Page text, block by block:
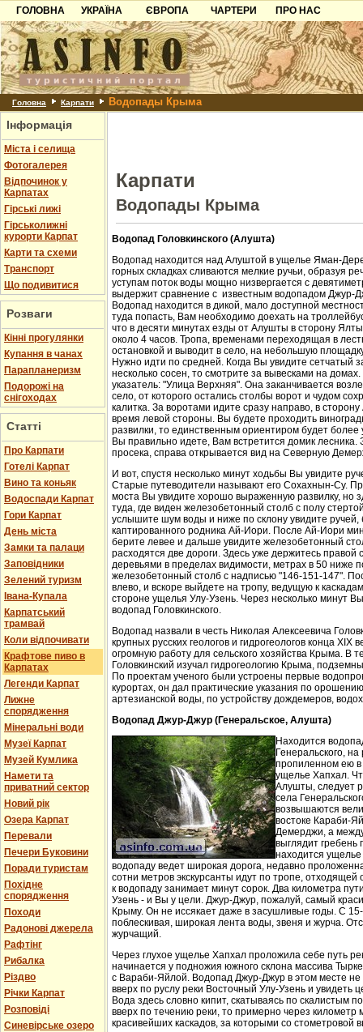
ГОЛОВНА
УКРАЇНА
Карпати
Азов
Причорноморря
Шацьк
ЄВРОПА
Чорногорія
Хорватія
Болгарія
Албанія
ЧАРТЕРИ
ПРО НАС
Контакти
Партнерам
Додати готель
Головна Карпати Водопады Крыма
Інформація
Міста і селища
Фотогалерея
Відпочинок у
Карпатах
Гірські лижі
Гірськолижні
курорти Карпат
Карти та схеми
Транспорт
Що подивитися
Розваги
Кінні прогулянки
Купання в чанах
Парапланеризм
Подорожі на
снігоходах
Статті
Про Карпати
Готелі Карпат
Вино та коньяк
Водоспади Карпат
Гори Карпат
День міста
Замки та палаци
Заповідники
Зелений туризм
Івана-Купала
Карпатський
трамвай
Коли відпочивати
Крафтове пиво в
Карпатах
Легенди Карпат
Лижне
спорядження
Мінеральні води
Музеї Карпат
Музей Кумлика
Намети та
приватний сектор
Новий рік
Озера Карпат
Перевали
Печери Буковини
Поради туристам
Похідне
спорядження
Походи
Радонові джерела
Рафтінг
Рибалка
Різдво
Річки Карпат
Розповіді
Синевірське озеро
Карпати
Водопады Крыма
Водопад Головкинского (Алушта)
Водопад находится над Алуштой в ущелье Яман-
горных складках сливаются мелкие ручьи, образуя
уступам поток воды мощно низвергается с
выдержит сравнение с известным водопадом Джур-
Водопад находится в дикой, мало доступной
туда попасть, Вам необходимо доехать на
что в десяти минутах езды от Алушты в сторону
около 4 часов. Тропа, временами переходящая в
остановкой и выводит в село, на небольшую
Нужно идти по средней. Когда Вы увидите сетчатый
несколько сосен, то смотрите за вывесками на
указатель: "Улица Верхняя". Она заканчивается
село, от которого остались столбы ворот и чудом
калитка. За воротами идите сразу направо, в
время левой стороны. Вы будете проходить
развилки, то единственным ориентиром будет более
Вы правильно идете, Вам встретится домик лесника.
просека, справа открывается вид на Северную
И вот, спустя несколько минут ходьбы Вы увидите
Старые путеводители называют его Сохахнын-Су.
моста Вы увидите хорошо выраженную развилку, но
туда, где виден железобетонный столб с полу
услышите шум воды и ниже по склону увидите
каптированного родника Ай-Иори. После Ай-Иори
берите левее и дальше увидите железобетонный
расходятся две дороги. Здесь уже держитесь правой
деревьями в пределах видимости, метрах в 50 ниже
железобетонный столб с надписью "146-151-147".
влево, и вскоре выйдете на тропу, ведущую к
стороне ущелья Улу-Узень. Через несколько минут
водопад Головкинского.
Водопад назвали в честь Николая Алексеевича
крупных русских геологов и гидрогеологов конца XIX
огромную работу для сельского хозяйства Крыма. В
Головкинский изучал гидрогеологию Крыма,
По проектам ученого были устроены первые
курортах, он дал практические указания по
артезианской воды, по устройству дождемеров,
Водопад Джур-Джур (Генеральское, Алушта)
Находится
Генеральского,
пропиленном ею в
ущелье Хапхал.
Алушты, следует
села
возвышаются
востоке Караби-
Демерджи, а
выглядит гребень
находится
водопаду ведет широкая дорога, недавно
сотни метров экскурсанты идут по тропе, отходящей
к водопаду занимает минут сорок. Два километра
Узень - и Вы у цели. Джур-Джур, пожалуй, самый
Крыму. Он не иссякает даже в засушливые годы. С
поблескивая, широкая лента воды, звеня и журча.
журчащий.
Через глухое ущелье Хапхал проложила себе путь
начинается у подножия южного склона массива
с Вараби-Яйлой. Водопад Джур-Джур в этом месте
вверх по руслу реки Восточный Улу-Узень и увидеть
Вода здесь словно кипит, скатываясь по скалистым
вверх по течению реки, то примерно через километр
красивейших каскадов, за которыми со стометровой